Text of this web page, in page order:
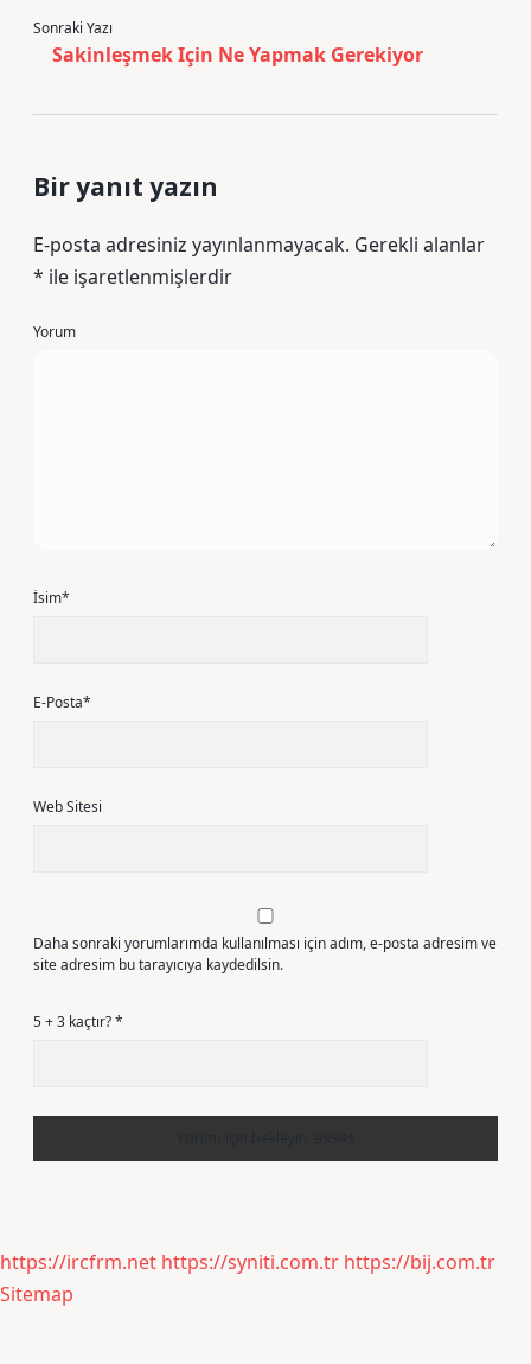
Sonraki Yazı
Sakinleşmek Için Ne Yapmak Gerekiyor
Bir yanıt yazın
E-posta adresiniz yayınlanmayacak. Gerekli alanlar
* ile işaretlenmişlerdir
Yorum
İsim*
E-Posta*
Web Sitesi
Daha sonraki yorumlarımda kullanılması için adım, e-posta adresim ve
site adresim bu tarayıcıya kaydedilsin.
5 + 3 kaçtır?*
https://ircfrm.net https://syniti.com.tr https://bij.com.tr
Sitemap